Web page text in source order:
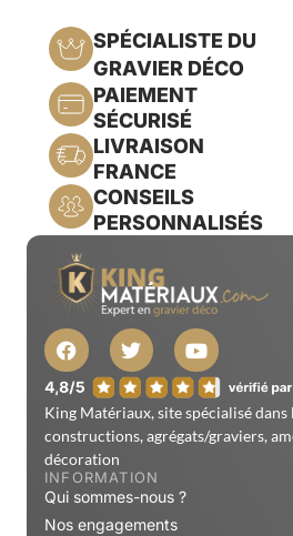
SPÉCIALISTE DU
GRAVIER DÉCO
PAIEMENT
SÉCURISÉ
LIVRAISON
FRANCE
CONSEILS
PERSONNALISÉS
King Matériaux, site spécialisé dans
constructions, agrégats/graviers,
décoration
INFORMATION
Qui sommes-nous ?
Nos engagements